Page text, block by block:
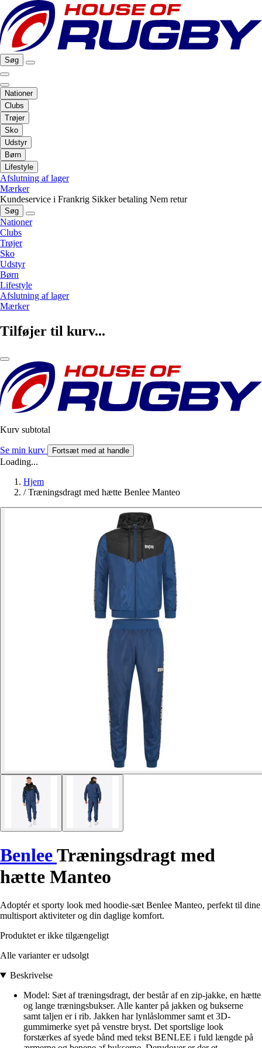
Søg
Nationer
Clubs
Trøjer
Sko
Udstyr
Børn
Lifestyle
Afslutning af lager
Mærker
Kundeservice i Frankrig Sikker betaling Nem retur
Søg
Nationer
Clubs
Trøjer
Sko
Udstyr
Børn
Lifestyle
Afslutning af lager
Mærker
Tilføjer til kurv...
Kurv subtotal
Se min kurv Fortsæt med at handle
Loading...
Hjem
/ Træningsdragt med hætte Benlee Manteo
BenleeTræningsdragt med
hætte Manteo
Adoptér et sporty look med hoodie-sæt Benlee Manteo, perfekt til dine
multisport aktiviteter og din daglige komfort.
Produktet er ikke tilgængeligt
Alle varianter er udsolgt
Beskrivelse
Model: Sæt af træningsdragt, der består af en zip-jakke, en hætte
og lange træningsbukser. Alle kanter på jakken og bukserne
samt taljen er i rib. Jakken har lynlåslommer samt et 3D-
gummimerke syet på venstre bryst. Det sportslige look
forstærkes af syede bånd med tekst BENLEE i fuld længde på